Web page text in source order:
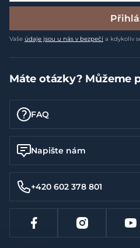
Vaše údaje jsou u nás v bezpečí a kdykoliv
Máte otázky? Můžeme
FAQ
Napište nám
+420 602 378 801